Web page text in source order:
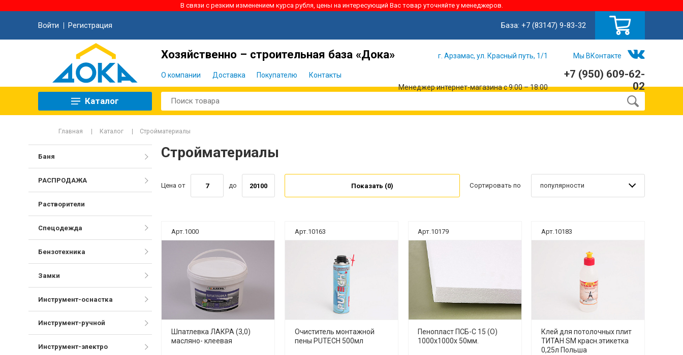
В связи с резким изменением курса рубля, цены на интересующий Вас товар уточняйте у менеджеров.
Войти Регистрация База: +7 (83147) 9-83-32
Хозяйственно – строительная база «Дока»
О компании Доставка Покупателю Контакты
г. Арзамас, ул. Красный путь, 1/1 Мы ВКонтакте
Менеджер интернет-магазина с 9:00 – 18:00
+7 (950) 609-62-
02
Каталог
Главная Каталог Стройматериалы
Стройматериалы
Цена от до Показать (0) Сортировать по популярности
Арт.1000
Шпатлевка ЛАКРА (3,0)
масляно- клеевая
Арт.10163
Очиститель монтажной
пены PUTECH 500мл
Арт.10179
Пенопласт ПСБ-С 15 (О)
1000х1000х 50мм.
Арт.10183
Клей для потолочных плит
ТИТАН SM красн.этикетка
0,25л Польша
Баня
РАСПРОДАЖА
Растворители
Спецодежда
Бензотехника
Замки
Инструмент-оснастка
Инструмент-ручной
Инструмент-электро